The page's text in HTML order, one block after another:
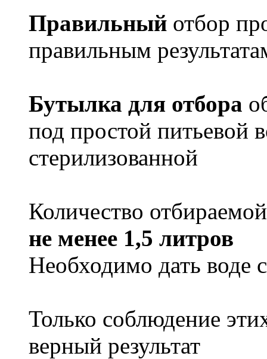
Правильный отбор
правильным
Бутылка для отбора
под простой питьевой
стерилизованной
Количество
не менее 1,5 литров
Необходимо дать воде
Только соблюдение
верный результат